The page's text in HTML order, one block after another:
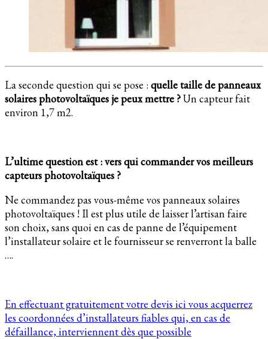
La seconde question qui se pose : quelle taille de panneaux
solaires photovoltaïques je peux mettre ?Un capteur fait
environ 1,7 m2.
L’ultime question est : vers qui commander vos meilleurs
capteurs photovoltaïques ?
Ne commandez pas vous-même vos panneaux solaires
photovoltaïques ! Il est plus utile de laisser l’artisan faire
son choix, sans quoi en cas de panne de l’équipement
l’installateur solaire et le fournisseur se renverront la balle
….
En effectuant gratuitement votre devis ici vous acquerrez
les coordonnées d’installateurs fiables qui, en cas de
défaillance, interviennent dès que possible